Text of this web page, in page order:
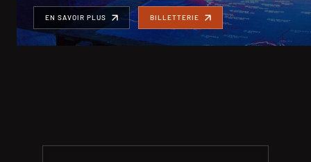
EN SAVOIR PLUS BILLETTERIE